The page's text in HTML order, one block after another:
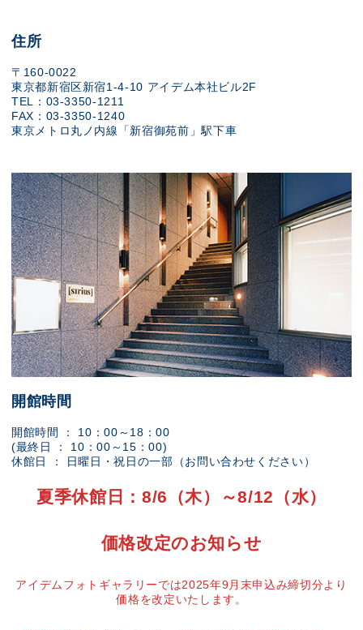
住所
〒160-0022
東京都新宿区新宿1-4-10 アイデム本社ビル2F
TEL：03-3350-1211
FAX：03-3350-1240
東京メトロ丸ノ内線「新宿御苑前」駅下車
開館時間
開館時間 ： 10：00～18：00
(最終日 ： 10：00～15：00)
休館日 ： 日曜日・祝日の一部（お問い合わせください）
夏季休館日：8/6（木）～8/12（水）
価格改定のお知らせ
アイデムフォトギャラリーでは2025年9月末申込み締切分より
価格を改定いたします。